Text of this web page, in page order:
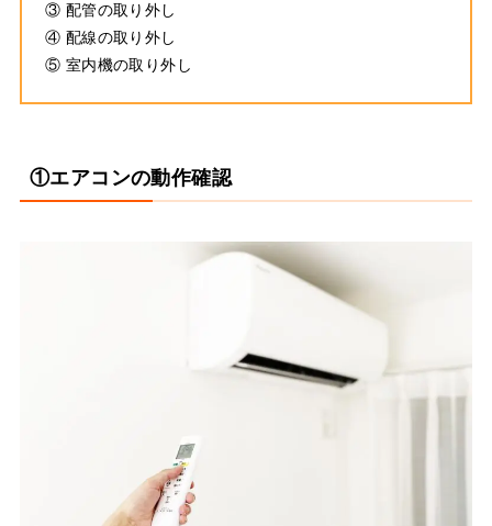
③ 配管の取り外し
④ 配線の取り外し
⑤ 室内機の取り外し
①エアコンの動作確認